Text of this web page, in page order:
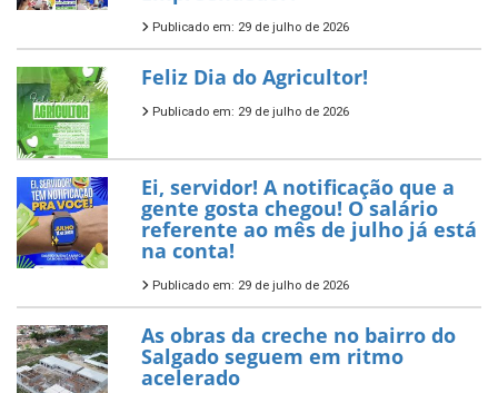
Publicado em: 29 de julho de 2026
Feliz Dia do Agricultor!
Publicado em: 29 de julho de 2026
Ei, servidor! A notificação que a
gente gosta chegou! O salário
referente ao mês de julho já está
na conta!
Publicado em: 29 de julho de 2026
As obras da creche no bairro do
Salgado seguem em ritmo
acelerado